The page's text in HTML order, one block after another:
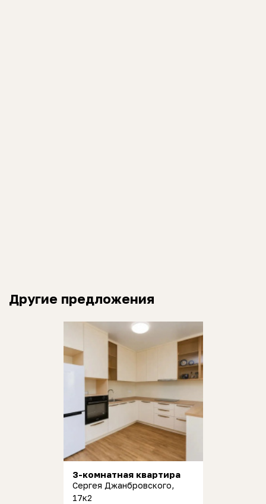
Другие предложения
3-комнатная квартира
Сергея Джанбровского,
17к2